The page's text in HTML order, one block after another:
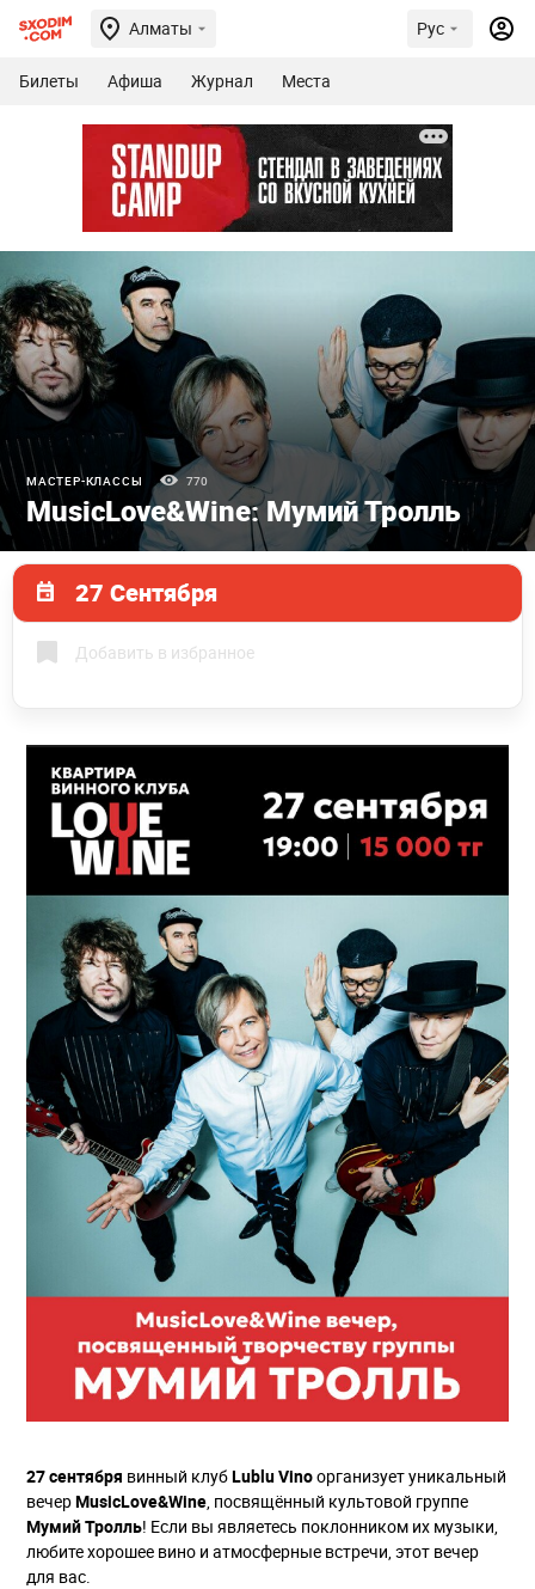
Алматы Рус
Билеты Афиша Журнал Места
МАСТЕР-КЛАССЫ 770
MusicLove&Wine: Мумий Тролль
27 Сентября
Добавить в избранное
27 сентября винный клубLublu Vinoорганизует уникальный
вечерMusicLove&Wine , посвящённый культовой группе
Мумий Тролль! Если вы являетесь поклонником их музыки,
любите хорошее вино и атмосферные встречи, этот вечер
для вас.